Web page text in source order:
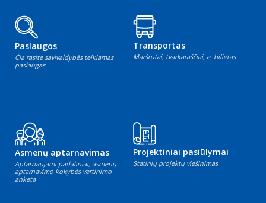
Paslaugos
Čia rasite savivaldybės teikiamas
paslaugas
Transportas
Maršrutai, tvarkaraščiai, e. bilietas
Asmenų aptarnavimas
Aptarnaujami padaliniai, asmenų
aptarnavimo kokybės vertinimo
anketa
Projektiniai pasiūlymai
Statinių projektų viešinimas